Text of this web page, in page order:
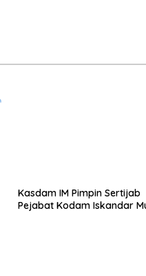
Kasdam IM Pimpin Sertijab
Pejabat Kodam Iskandar